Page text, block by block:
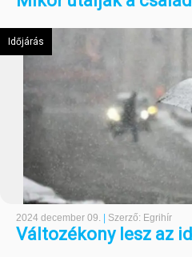
Időjárás
2024 december 09. Szerző: Egrihír
Változékony lesz az